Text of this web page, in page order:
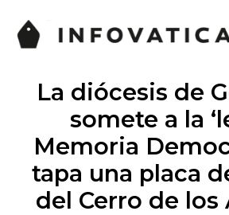
La diócesis de
somete a la
Memoria
tapa una placa
del Cerro de los